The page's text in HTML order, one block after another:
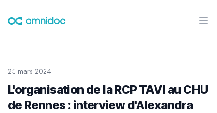
Omnidoc
25 mars 2024
L'organisation de la RCP TAVI au CHU
de Rennes : interview d'Alexandra